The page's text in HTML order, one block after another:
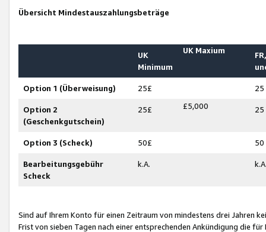
Übersicht Mindestauszahlungsbeträge
UK
Minimum
UK Maxium
Option 1 (Überweisung) 25£ 25
Option 2
(Geschenkgutschein)
25£ £5,000 25
Option 3 (Scheck) 50£ 50
Bearbeitungsgebühr
Scheck
k.A.
Sind auf Ihrem Konto für einen Zeitraum von mindestens drei Jahren
Frist von sieben Tagen nach einer entsprechenden Ankündigung die